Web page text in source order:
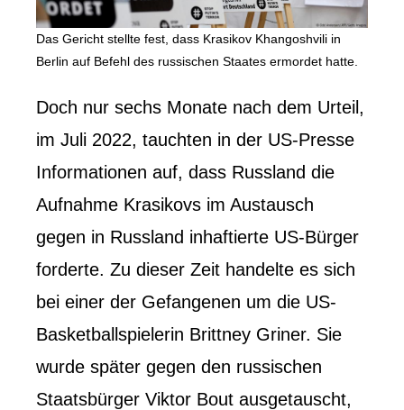
Das Gericht stellte fest, dass Krasikov Khangoshvili in
Berlin auf Befehl des russischen Staates ermordet hatte.
Doch nur sechs Monate nach dem Urteil,
im Juli 2022, tauchten in der US-Presse
Informationen auf, dass Russland die
Aufnahme Krasikovs im Austausch
gegen in Russland inhaftierte US-Bürger
forderte. Zu dieser Zeit handelte es sich
bei einer der Gefangenen um die US-
Basketballspielerin Brittney Griner. Sie
wurde später gegen den russischen
Staatsbürger Viktor Bout ausgetauscht,